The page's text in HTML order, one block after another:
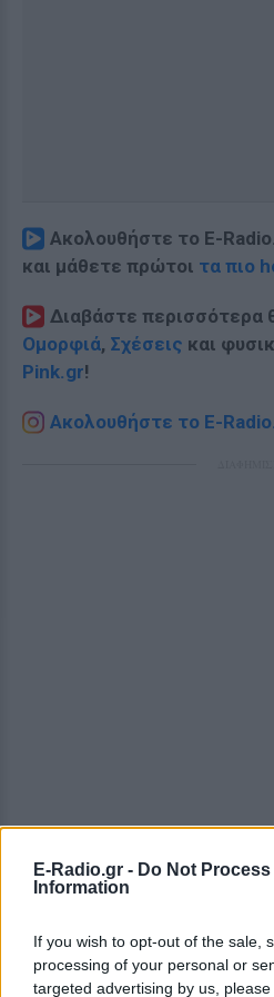
E-Radio.gr - Do Not Process
Information
If you wish to opt-out of the sale,
processing of your personal or
targeted advertising by us,
Ακολουθήστε το E-
και μάθετε πρώτοι τα πιο
Διαβάστε περισσότερα
Ομορφιά, Σχέσεις και
Pink.gr!
Ακολουθήστε το E-